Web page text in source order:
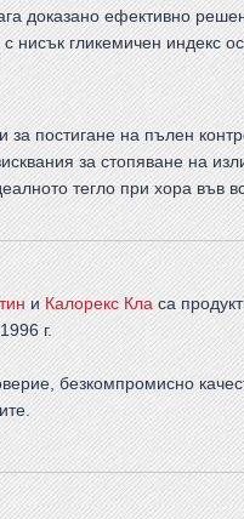
доказано ефективно
нисък гликемичен индекс
постигане на пълен
за стопяване на
тегло при хора във
иКалорекс Класа
г.
безкомпромисно
.